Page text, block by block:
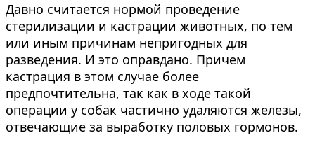
Давно считается нормой проведение
стерилизации и кастрации животных, по тем
или иным причинам непригодных для
разведения. И это оправдано. Причем
кастрация в этом случае более
предпочтительна, так как в ходе такой
операции у собак частично удаляются железы,
отвечающие за выработку половых гормонов.